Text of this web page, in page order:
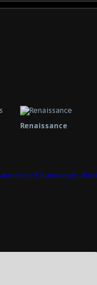
Renaissance
of Burlesque : Wild